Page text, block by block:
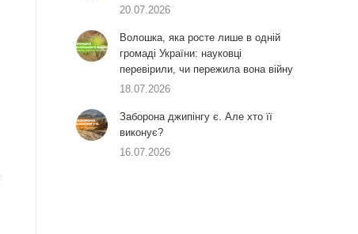
20.07.2026
Волошка, яка росте лише в одній
громаді України: науковці
перевірили, чи пережила вона війну
18.07.2026
Заборона джипінгу є. Але хто її
виконує?
16.07.2026